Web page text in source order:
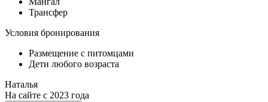
Трансфер
Условия бронирования
Размещение с питомцами
Дети любого возраста
Наталья
На сайте с 2023 года